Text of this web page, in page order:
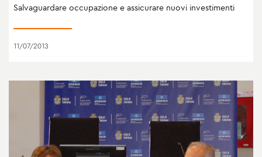
Salvaguardare occupazione e assicurare nuovi investimenti
11/07/2013